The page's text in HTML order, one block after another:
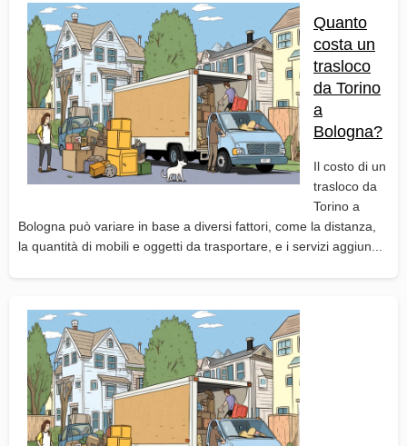
Quanto
costa un
trasloco
da Torino
a
Bologna?
Il costo di un
trasloco da
Torino a
Bologna può variare in base a diversi fattori, come la distanza,
la quantità di mobili e oggetti da trasportare, e i servizi aggiun...